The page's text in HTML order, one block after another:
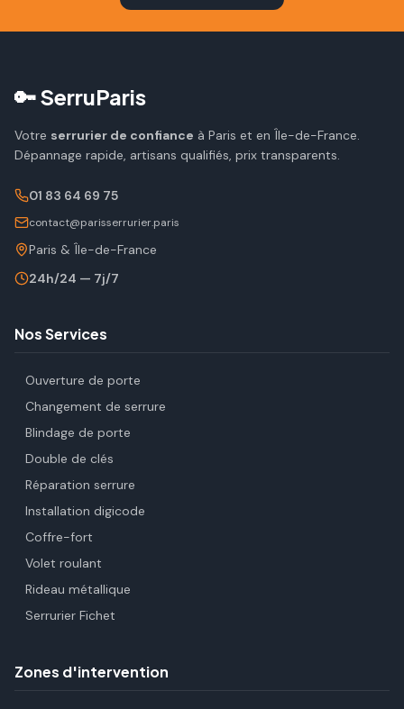
🔑 SerruParis
Votre serrurier de confiance à Paris et en Île-de-France.
Dépannage rapide, artisans qualifiés, prix transparents.
01 83 64 69 75
contact@parisserrurier.paris
Paris & Île-de-France
24h/24 — 7j/7
Nos Services
Ouverture de porte
Changement de serrure
Blindage de porte
Double de clés
Réparation serrure
Installation digicode
Coffre-fort
Volet roulant
Rideau métallique
Serrurier Fichet
Zones d'intervention